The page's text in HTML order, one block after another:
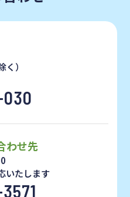
）
わせ先
いたします